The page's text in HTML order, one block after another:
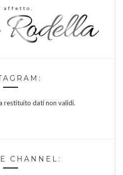
affetto,
restituito dati non validi.
CHANNEL: